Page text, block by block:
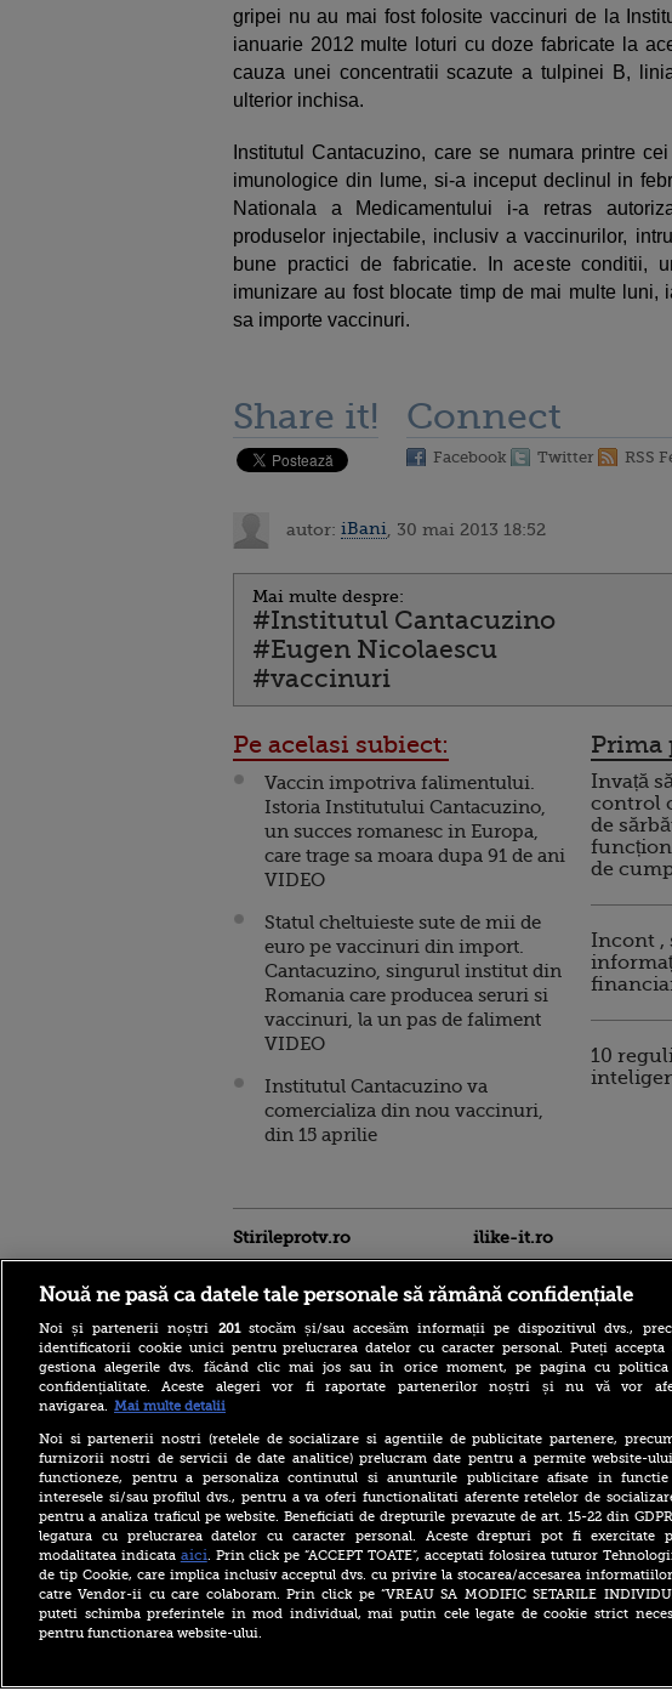
gripei nu au mai fost folosite vaccinuri de la
ianuarie 2012 multe loturi cu doze fabricate la
cauza unei concentratii scazute a tulpinei B,
ulterior inchisa.
Institutul Cantacuzino, care se numara printre
imunologice din lume, si-a inceput declinul in
Nationala a Medicamentului i-a retras
produselor injectabile, inclusiv a vaccinurilor,
bune practici de fabricatie. In aceste conditii,
imunizare au fost blocate timp de mai multe luni,
sa importe vaccinuri.
Share it! Connect
Facebook Twitter RSS
autor: iBani , 30 mai 2013 18:52
Mai multe despre:
#Institutul Cantacuzino
#Eugen Nicolaescu
#vaccinuri
Pe acelasi subiect:
Vaccin impotriva falimentului.
Istoria Institutului Cantacuzino,
un succes romanesc in Europa,
care trage sa moara dupa 91 de ani
VIDEO
Statul cheltuieste sute de mii de
euro pe vaccinuri din import.
Cantacuzino, singurul institut din
Romania care producea seruri si
vaccinuri, la un pas de faliment
VIDEO
Institutul Cantacuzino va
comercializa din nou vaccinuri,
din 15 aprilie
Prima
Invață
control
de
de
Incont ,
10
Stirileprotv.ro
șase colegi români. Nimeni
nu a sunat la ambulanță
timp de două ore
Arabia Saudită, Turcia și
Pakistanul, acord de
apărare comună. „Orice
atac armat împotriva unuia,
un atac împotriva tuturor”
O femeie de 82 de ani și-a
recăpătat vederea cu
ajutorul inteligenței
ilike-it.ro
Nouă ne pasă ca datele tale personale să rămână confidențiale
Noi și partenerii noștri 201stocăm și/sau accesăm informații pe dispozitivul dvs.,
identificatorii cookie unici pentru prelucrarea datelor cu caracter personal. Puteți accepta
gestiona alegerile dvs. făcând clic mai jos sau în orice moment, pe pagina cu
confidențialitate. Aceste alegeri vor fi raportate partenerilor noștri și nu vă vor
navigarea. Mai multe detalii
Noi si partenerii nostri (retelele de socializare si agentiile de publicitate partenere,
furnizorii nostri de servicii de date analitice) prelucram date pentru a permite website-
functioneze, pentru a personaliza continutul si anunturile publicitare afisate in
interesele si/sau profilul dvs., pentru a va oferi functionalitati aferente retelelor de
pentru a analiza traficul pe website. Beneficiati de drepturile prevazute de art. 15-22 din
legatura cu prelucrarea datelor cu caracter personal. Aceste drepturi pot fi exercitate
modalitatea indicata aici. Prin click pe “ACCEPT TOATE”, acceptati folosirea tuturor
de tip Cookie, care implica inclusiv acceptul dvs. cu privire la stocarea/accesarea
catre Vendor-ii cu care colaboram. Prin click pe “VREAU SA MODIFIC SETARILE
puteti schimba preferintele in mod individual, mai putin cele legate de cookie strict
pentru functionarea website-ului.